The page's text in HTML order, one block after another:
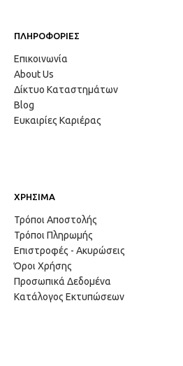
ΠΛΗΡΟΦΟΡΙΕΣ
Επικοινωνία
About Us
Δίκτυο Καταστημάτων
Blog
Ευκαιρίες Καριέρας
ΧΡΗΣΙΜΑ
Τρόποι Αποστολής
Τρόποι Πληρωμής
Επιστροφές - Ακυρώσεις
Όροι Χρήσης
Προσωπικά Δεδομένα
Κατάλογος Εκτυπώσεων